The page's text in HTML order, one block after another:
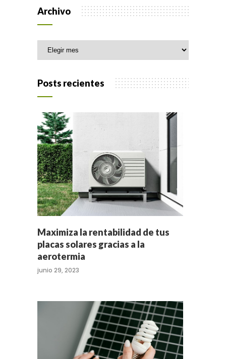
Archivo
Archivo
Posts recientes
Maximiza la rentabilidad de tus
placas solares gracias a la
aerotermia
junio 29, 2023